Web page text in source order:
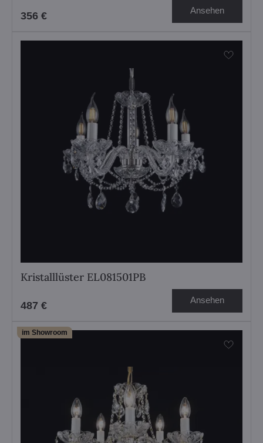
356 € Ansehen
Kristalllüster EL081501PB
487 € Ansehen
im Showroom